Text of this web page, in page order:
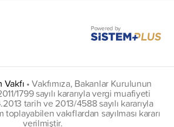
Powered by
Vakfı •Vakfımıza, Bakanlar Kurulunun
1799 sayılı kararıyla vergi muafiyeti
tarih ve 2013/4588 sayılı kararıyla
toplayabilen vakıflardan sayılması kararı
verilmiştir.